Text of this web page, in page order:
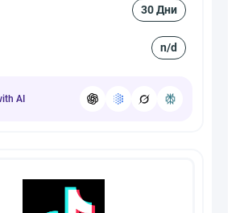
30 Дни
n/d
AI